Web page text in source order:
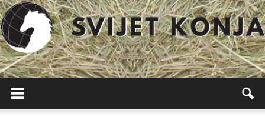
Svijet